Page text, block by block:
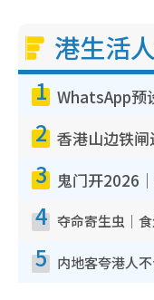
港生活
1
2
3
4
5